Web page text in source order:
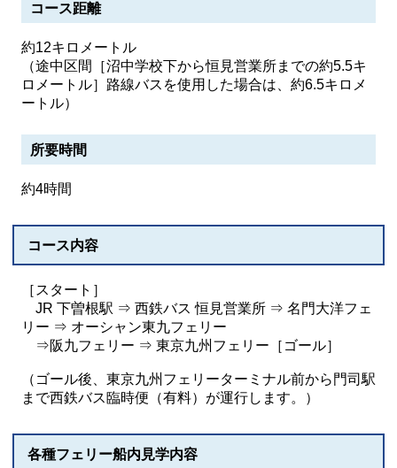
コース距離
約12キロメートル
（途中区間［沼中学校下から恒見営業所までの約5.5キ
ロメートル］路線バスを使用した場合は、約6.5キロメ
ートル）
所要時間
約4時間
コース内容
［スタート］
JR 下曽根駅 ⇒ 西鉄バス 恒見営業所 ⇒ 名門大洋フェ
リー ⇒ オーシャン東九フェリー
⇒阪九フェリー ⇒ 東京九州フェリー［ゴール］
（ゴール後、東京九州フェリーターミナル前から門司駅
まで西鉄バス臨時便（有料）が運行します。）
各種フェリー船内見学内容